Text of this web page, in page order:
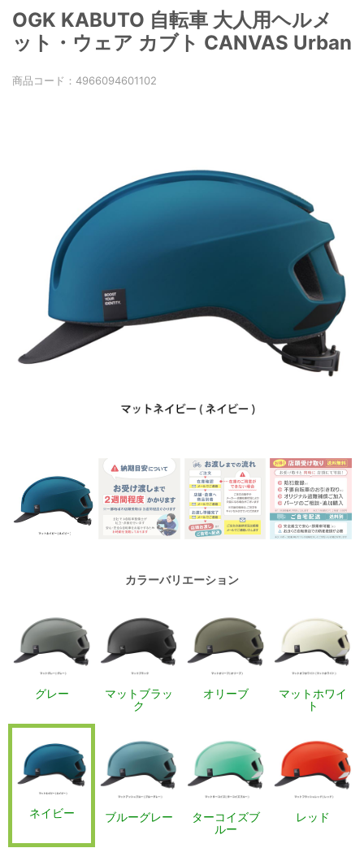
OGK KABUTO 自転車 大人用ヘルメ
ット・ウェア カブト CANVAS Urban
商品コード： 4966094601102
カラーバリエーション
グレー
マットブラッ
ク
オリーブ
マットホワイ
ト
ネイビー ブルーグレー
ターコイズブ
ルー
レッド